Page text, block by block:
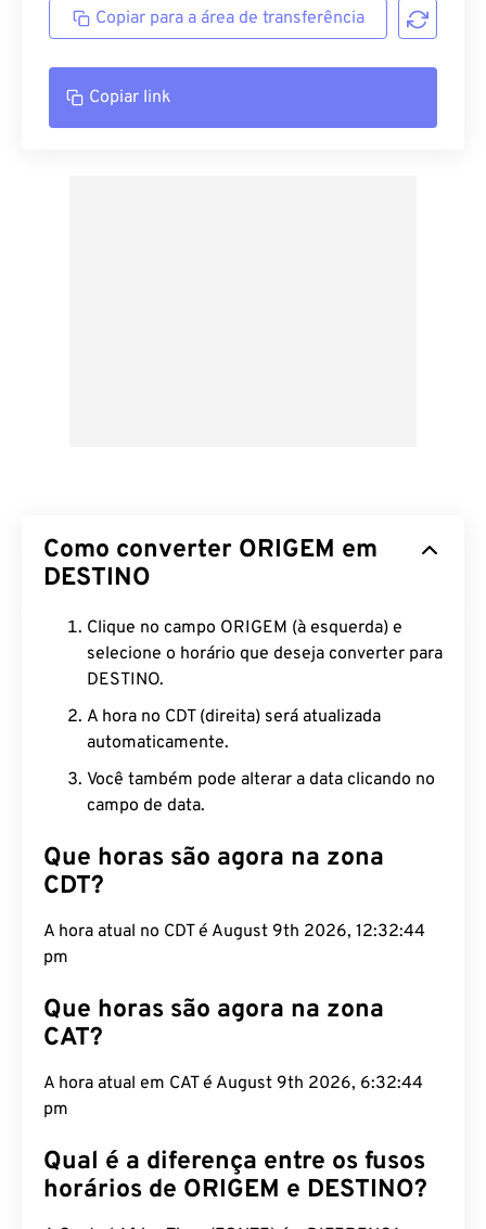
Copiar para a área de transferência
Copiar link
Como converter ORIGEM em
DESTINO
Clique no campo ORIGEM (à esquerda) e
selecione o horário que deseja converter para
DESTINO.
A hora no CDT (direita) será atualizada
automaticamente.
Você também pode alterar a data clicando no
campo de data.
Que horas são agora na zona
CDT?
A hora atual no CDT é August 9th 2026, 12:32:45
pm
Que horas são agora na zona
CAT?
A hora atual em CAT é August 9th 2026, 6:32:45
pm
Qual é a diferença entre os fusos
horários de ORIGEM e DESTINO?